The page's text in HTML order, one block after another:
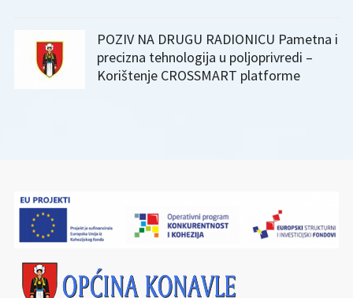
POZIV NA DRUGU RADIONICU Pametna i
precizna tehnologija u poljoprivredi –
Korištenje CROSSMART platforme